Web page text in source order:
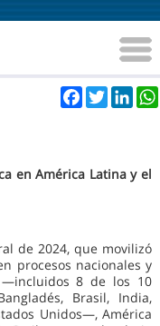
Facebook
Twitter
en América Latina y el
de 2024, que movilizó
procesos nacionales y
—incluidos 8 de los 10
Brasil, India,
Unidos—, América